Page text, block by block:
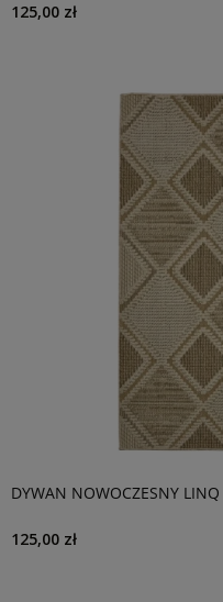
125,00 zł
125,00 zł